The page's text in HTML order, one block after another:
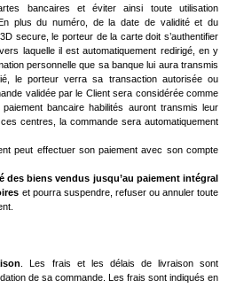
bancaires et éviter ainsi toute utilisation
plus du numéro, de la date de validité et du
secure, le porteur de la carte doit s’authentifier
laquelle il est automatiquement redirigé, en y
personnelle que sa banque lui aura transmis
le porteur verra sa transaction autorisée ou
validée par le Client sera considérée comme
bancaire habilités auront transmis leur
centres, la commande sera automatiquement
peut effectuer son paiement avec son compte
des biens vendus jusqu’au paiement intégral
et pourra suspendre, refuser ou annuler toute
. Les frais et les délais de livraison sont
de sa commande. Les frais sont indiqués en